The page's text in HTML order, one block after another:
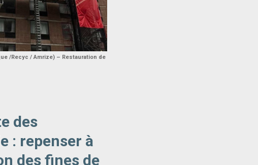
/Recyc / Amrize) – Restauration de
des
: repenser à
des fines de